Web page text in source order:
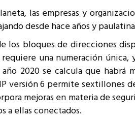
las empresas y
desde hace años y
los bloques de direcciones
una numeración
2020 se calcula que habrá
6 permite sextillones
mejoras en materia de
a ellas conectados.